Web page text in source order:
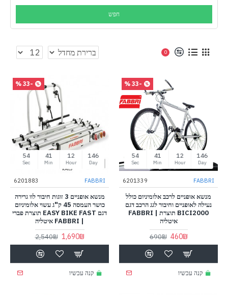
0
-33 %
146
Day
12
Hour
41
Min
53
Sec
FABBRI
6201339
מנשא אופניים לרכב אלומיניום כולל
נעילה לאופניים וחיבור לגג הרכב דגם
BICI2000 תוצרת | FABBRI
איטליה
460₪
690₪
קנה עכשיו
-33 %
146
Day
12
Hour
41
Min
53
Sec
FABBRI
6201883
מנשא אופניים 3 זוגות חיבור לוו גרירה
כושר העמסה 45 ק"ג עשוי אלומיניום
דגם EASY BIKE FAST תוצרת פברי
| FABBRI איטליה
1,690₪
2,540₪
קנה עכשיו